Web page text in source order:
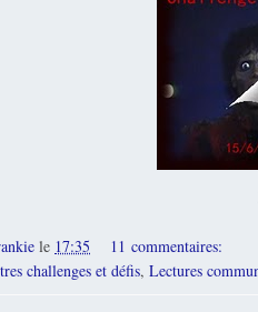
le 17:35
11 commentaires:
challenges et défis, Lectures